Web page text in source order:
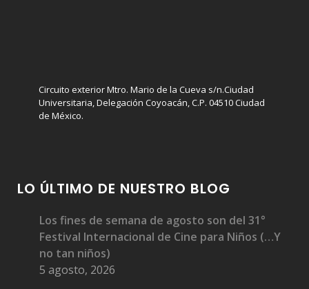
Circuito exterior Mtro. Mario de la Cueva s/n.Ciudad
Universitaria, Delegación Coyoacán, C.P. 04510 Ciudad
de México.
LO ÚLTIMO DE NUESTRO BLOG
Los fines de semana de agosto son del 31°
Festival Internacional de Cine para Niños (…Y
no tan niños)
5 agosto, 2026